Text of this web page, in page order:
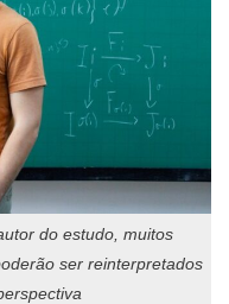
do estudo, muitos
ser reinterpretados